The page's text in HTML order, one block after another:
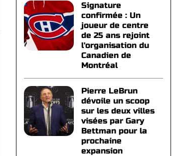
Signature
confirmée : Un
joueur de centre
de 25 ans rejoint
l'organisation du
Canadien de
Montréal
Pierre LeBrun
dévoile un scoop
sur les deux villes
visées par Gary
Bettman pour la
prochaine
expansion